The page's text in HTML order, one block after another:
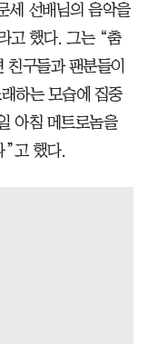
세 선배님의 음악을
고 했다. 그는 “춤
구들과 팬분들이
하는 모습에 집중
아침 메트로놈을
”고 했다.